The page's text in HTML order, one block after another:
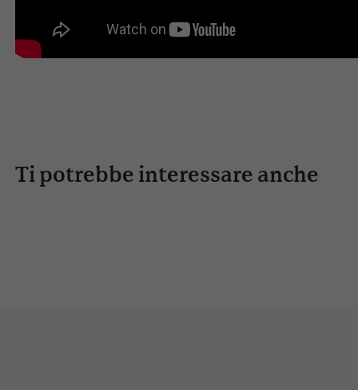
Ti potrebbe interessare anche